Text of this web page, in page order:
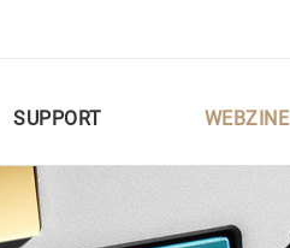
SUPPORT WEBZINE